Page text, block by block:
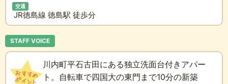
交通
JR徳島線 徳島駅 徒歩分
STAFF VOICE
川内町平石古田にある独立洗面台付きアパー
ト。自転車で四国大の東門まで10分の新築